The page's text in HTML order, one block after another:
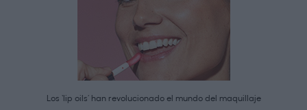
Los ‘lip oils’ han revolucionado el mundo del maquillaje